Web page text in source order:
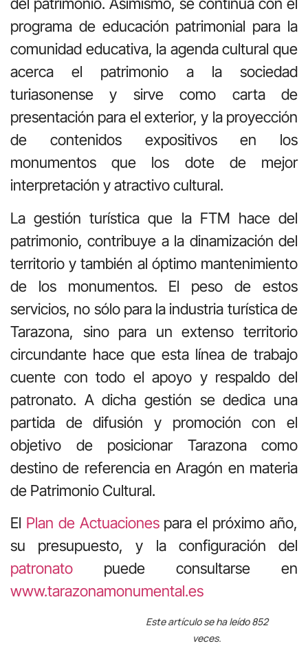
del patrimonio. Asimismo, se continúa con el
programa de educación patrimonial para la
comunidad educativa, la agenda cultural que
acerca el patrimonio a la sociedad
turiasonense y sirve como carta de
presentación para el exterior, y la proyección
de contenidos expositivos en los
monumentos que los dote de mejor
interpretación y atractivo cultural.
La gestión turística que la FTM hace del
patrimonio, contribuye a la dinamización del
territorio y también al óptimo mantenimiento
de los monumentos. El peso de estos
servicios, no sólo para la industria turística de
Tarazona, sino para un extenso territorio
circundante hace que esta línea de trabajo
cuente con todo el apoyo y respaldo del
patronato. A dicha gestión se dedica una
partida de difusión y promoción con el
objetivo de posicionar Tarazona como
destino de referencia en Aragón en materia
de Patrimonio Cultural.
El Plan de Actuacionespara el próximo año,
su presupuesto, y la configuración del
patronato puede consultarse en
www.tarazonamonumental.es
Este artículo se ha leído 852
veces.